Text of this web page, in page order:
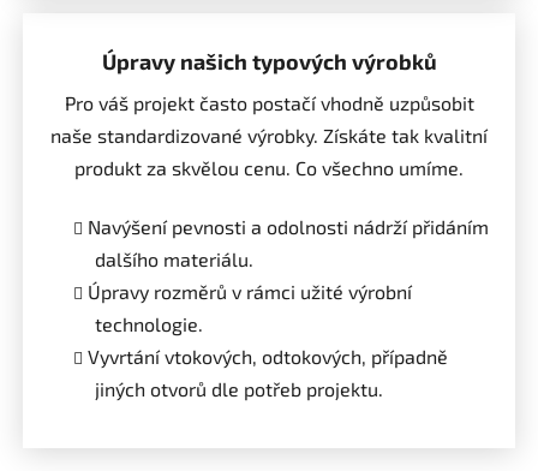
Úpravy našich typových výrobků
Pro váš projekt často postačí vhodně uzpůsobit
naše standardizované výrobky. Získáte tak kvalitní
produkt za skvělou cenu. Co všechno umíme.
Navýšení pevnosti a odolnosti nádrží přidáním
dalšího materiálu.
Úpravy rozměrů v rámci užité výrobní
technologie.
Vyvrtání vtokových, odtokových, případně
jiných otvorů dle potřeb projektu.